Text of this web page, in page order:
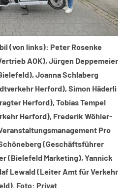
(von links): Peter Rosenke
AOK), Jürgen Deppemeier
Joanna Schlaberg
Herford), Simon Häderli
Herford), Tobias Tempel
Herford), Frederik Wöhler-
Pro
(Geschäftsführer
(Bielefeld Marketing), Yannick
Lewald (Leiter Amt für Verkehr
Foto: Privat